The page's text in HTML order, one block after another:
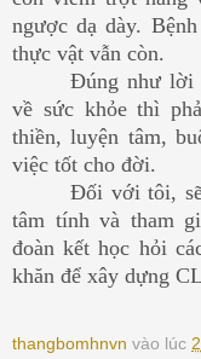
ngược dạ dày.
thực vật vẫn còn.
Đúng như lời
về sức khỏe thì
thiền, luyện tâm,
việc tốt cho đời.
Đối với tôi,
tâm tính và tham
đoàn kết học hỏi
khăn để xây dựng
thangbomhnvn vào lúc